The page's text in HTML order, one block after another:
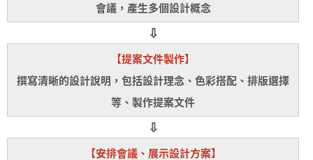
會議，產生多個設計概念
⇩
【提案文件製作】
撰寫清晰的設計說明，包括設計理念、色彩搭配、排版選擇
等、製作提案文件
⇩
【安排會議、展示設計方案】